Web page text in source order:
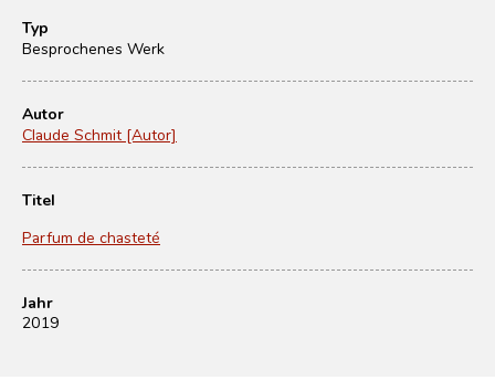
Typ
Besprochenes Werk
Autor
Claude Schmit [Autor]
Titel
Parfum de chasteté
Jahr
2019